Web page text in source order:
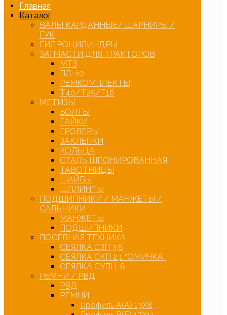
Главная
Каталог
ВАЛЫ КАРДАННЫЕ/ ШАРНИРЫ /
ГУК
ГИДРОЦИЛИНДРЫ
ЗАПЧАСТИ ДЛЯ ТРАКТОРОВ
МТЗ
ПД-10
РЕМКОМПЛЕКТЫ
Т40/Т25/Т16
МЕТИЗЫ
БОЛТЫ
ГАЙКИ
ГРОВЕРЫ
ЗАКЛЕПКИ
КОЛЬЦА
СТАЛЬ ШПОНИРОВАННАЯ
ТАВОТНИЦЫ
ШАЙБЫ
ШПЛИНТЫ
ПОДШИПНИКИ / МАНЖЕТЫ /
САЛЬНИКИ
МАНЖЕТЫ
ПОДШИПНИКИ
ПОСЕВНАЯ ТЕХНИКА
СЕЯЛКА СЗП 3,6
СЕЯЛКА СКП 2,1 “ОМИЧКА”
СЕЯЛКА СУПН-8
РЕМНИ / РВД
РВД
РЕМНИ
Профиль А(А) 13Х8